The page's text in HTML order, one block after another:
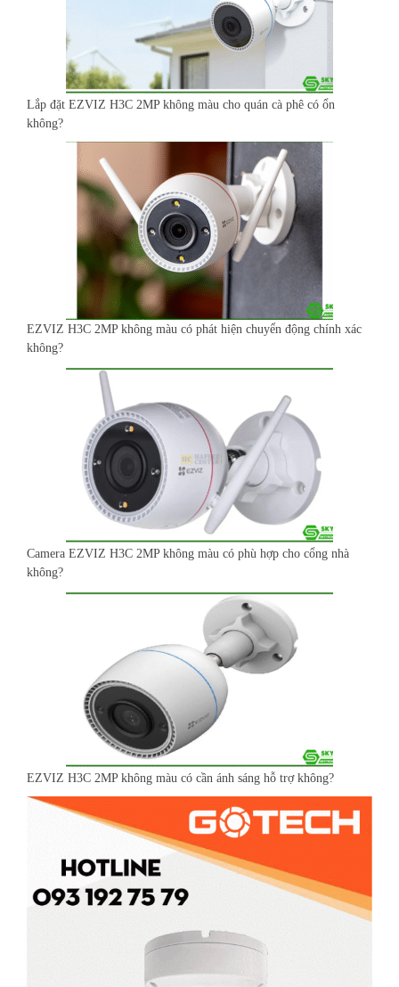
Lắp đặt EZVIZ H3C 2MP không màu cho quán cà phê có ổn
không?
EZVIZ H3C 2MP không màu có phát hiện chuyển động chính xác
không?
Camera EZVIZ H3C 2MP không màu có phù hợp cho cổng nhà
không?
EZVIZ H3C 2MP không màu có cần ánh sáng hỗ trợ không?